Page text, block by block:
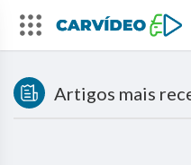
Artigos mais